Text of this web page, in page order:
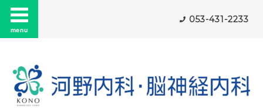
menu
053-431-2233